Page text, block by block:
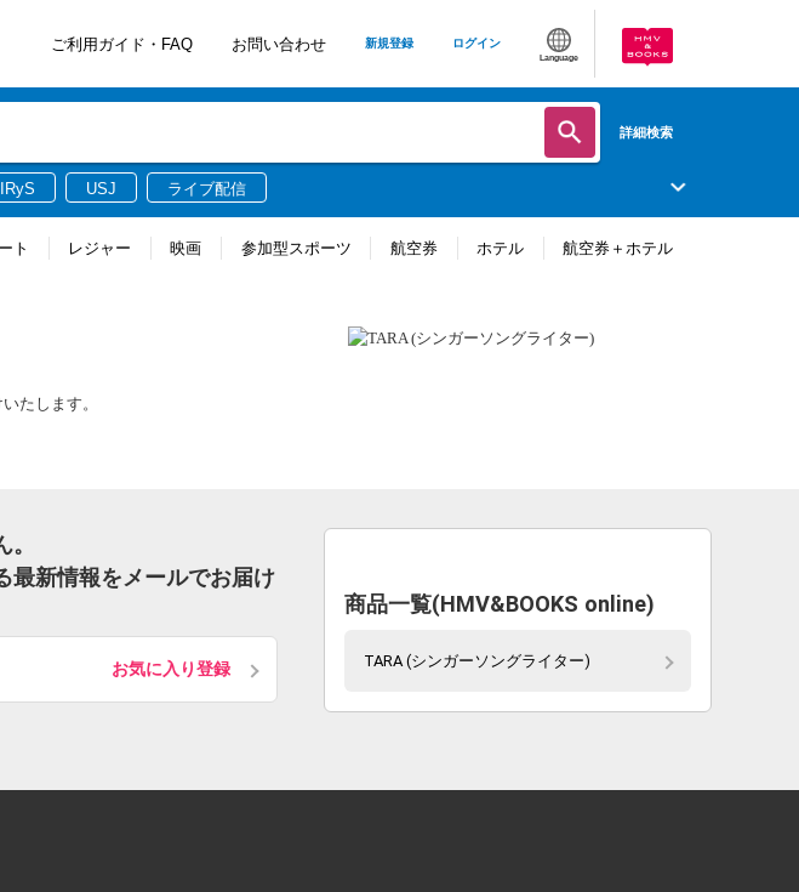
ご利用ガイド・FAQ お問い合わせ 新規登録 ログイン
Language
詳細検索
IRyS USJ ライブ配信
ト レジャー 映画 参加型スポーツ 航空券 ホテル 航空券＋ホテル
たします。
最新情報をメールでお届け
お気に入り登録
商品一覧(HMV&BOOKS online)
TARA (シンガーソングライター)